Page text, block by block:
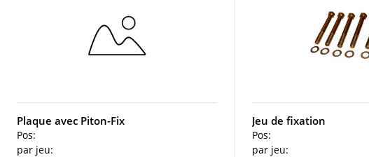
Plaque avec Piton-Fix
Pos:
par jeu:
Jeu de fixation
Pos:
par jeu: